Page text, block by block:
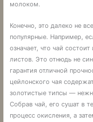
молоком.
Конечно, это далеко не
популярные. Например,
означает, что чай
листов. Это отнюдь не
гарантия отличной
цейлонского чая
золотистые типсы —
Собрав чай, его сушат в
процесс окисления, а